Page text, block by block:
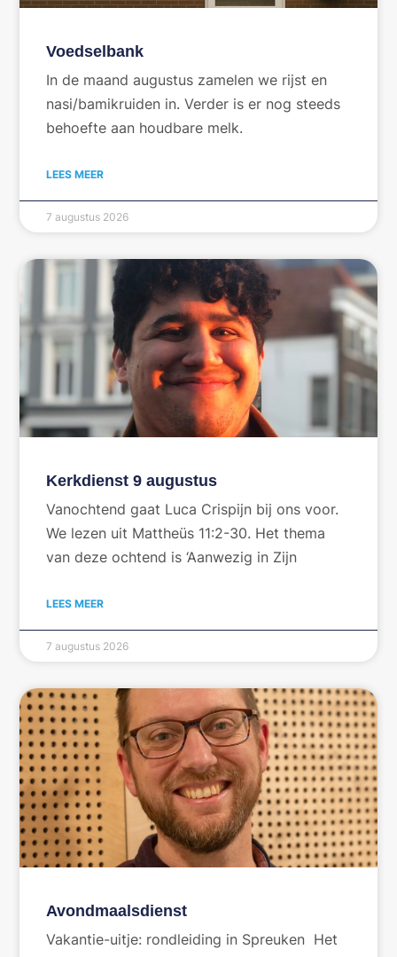
Voedselbank
In de maand augustus zamelen we rijst en
nasi/bamikruiden in. Verder is er nog steeds
behoefte aan houdbare melk.
LEES MEER
7 augustus 2026
Kerkdienst 9 augustus
Vanochtend gaat Luca Crispijn bij ons voor.
We lezen uit Mattheüs 11:2-30. Het thema
van deze ochtend is ‘Aanwezig in Zijn
LEES MEER
7 augustus 2026
Avondmaalsdienst
Vakantie-uitje: rondleiding in Spreuken Het